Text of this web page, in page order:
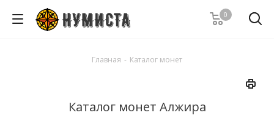
0
Главная - Каталог монет
Каталог монет Алжира